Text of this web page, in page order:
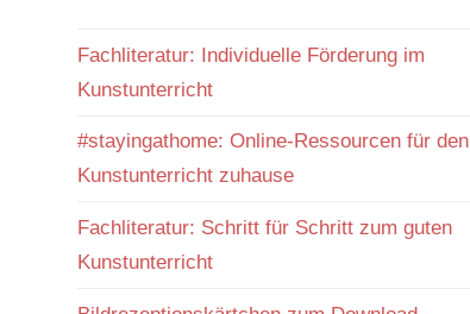
Fachliteratur: Individuelle Förderung im
Kunstunterricht
#stayingathome: Online-Ressourcen für den
Kunstunterricht zuhause
Fachliteratur: Schritt für Schritt zum guten
Kunstunterricht